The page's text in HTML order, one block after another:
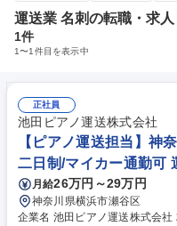
運送業 名刺の転職・求
1件
1〜1 件目を表示中
正社員
池田ピアノ運送株式会社
【ピアノ運送担当】神
二日制/マイカー通勤可
月給26万円～29万円
神奈川県横浜市瀬谷区
企業名 池田ピアノ運送株式会社 求人名 【ピアノ運送担当】神奈川県内最